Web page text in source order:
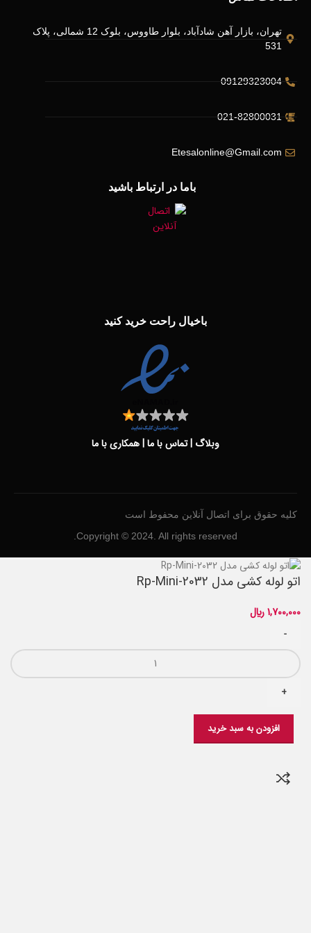
تهران، بازار آهن شادآباد، بلوار طاووس، بلوک 12 شمالی، پلاک
531
09129323004
021-82800031
Etesalonline@Gmail.com
باما در ارتباط باشید
باخیال راحت خرید کنید
وبلاگ |تماس با ما|همکاری با ما
کلیه حقوق برای اتصال آنلاین محفوط است
Copyright © 2024. All rights reserved.
اتو لوله کشی مدل Rp-Mini-2032
1,700,000﷼
افزودن به سبد خرید